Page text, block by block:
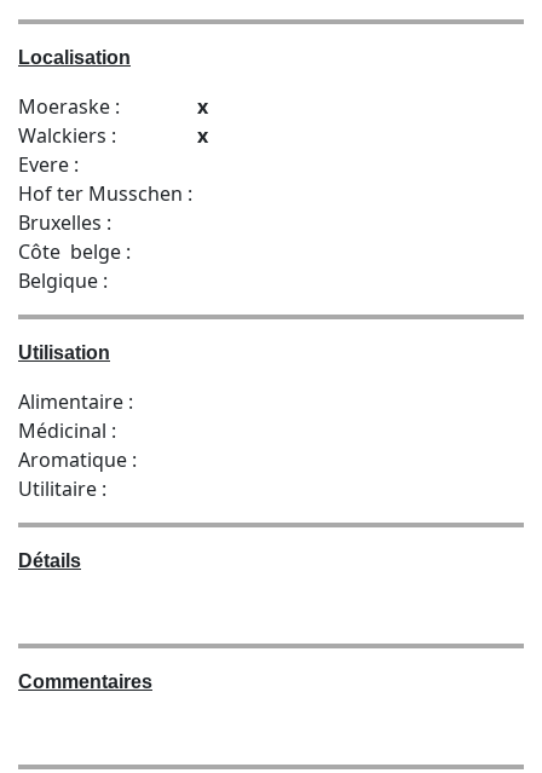
Localisation
Moeraske :
x
Walckiers :
x
Evere :
Hof ter Musschen :
Bruxelles :
Côte belge :
Belgique :
Utilisation
Alimentaire :
Médicinal :
Aromatique :
Utilitaire :
Détails
Commentaires